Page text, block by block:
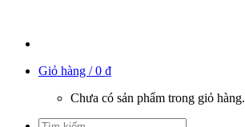
Giỏ hàng /0 ₫
Chưa có sản phẩm trong giỏ hàng.